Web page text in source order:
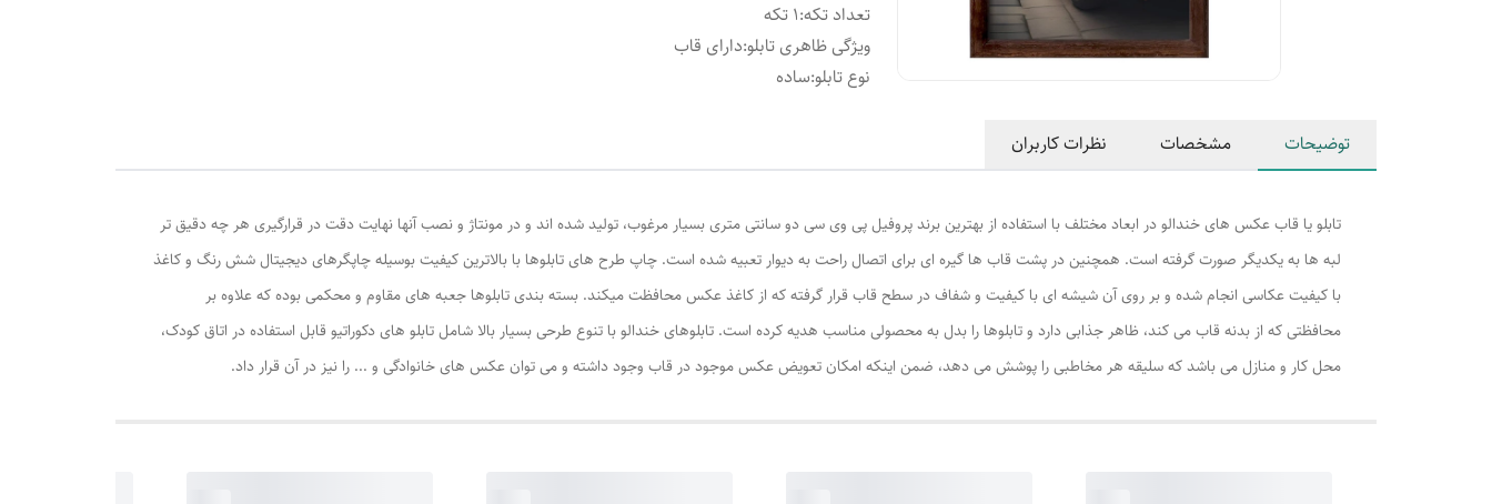
تعداد تکه:1 تکه
ویژگی ظاهری تابلو:دارای قاب
نوع تابلو:ساده
توضیحات مشخصات نظرات کاربران
تابلو یا قاب عکس های خندالو در ابعاد مختلف با استفاده از بهترین برند پروفیل پی وی سی دو سانتی متری بسیار مرغوب، تولید شده اند و در مونتاژ و نصب آنها نهایت دقت در قرارگیری هر چه دقیق تر
لبه ها به یکدیگر صورت گرفته است. همچنین در پشت قاب ها گیره ای برای اتصال راحت به دیوار تعبیه شده است. چاپ طرح های تابلوها با بالاترین کیفیت بوسیله چاپگرهای دیجیتال شش رنگ و کاغذ
با کیفیت عکاسی انجام شده و بر روی آن شیشه ای با کیفیت و شفاف در سطح قاب قرار گرفته که از کاغذ عکس محافظت میکند. بسته بندی تابلوها جعبه های مقاوم و محکمی بوده که علاوه بر
محافظتی که از بدنه قاب می کند، ظاهر جذابی دارد و تابلوها را بدل به محصولی مناسب هدیه کرده است. تابلوهای خندالو با تنوع طرحی بسیار بالا شامل تابلو های دکوراتیو قابل استفاده در اتاق کودک،
محل کار و منازل می باشد که سلیقه هر مخاطبی را پوشش می دهد، ضمن اینکه امکان تعویض عکس موجود در قاب وجود داشته و می توان عکس های خانوادگی و ... را نیز در آن قرار داد.